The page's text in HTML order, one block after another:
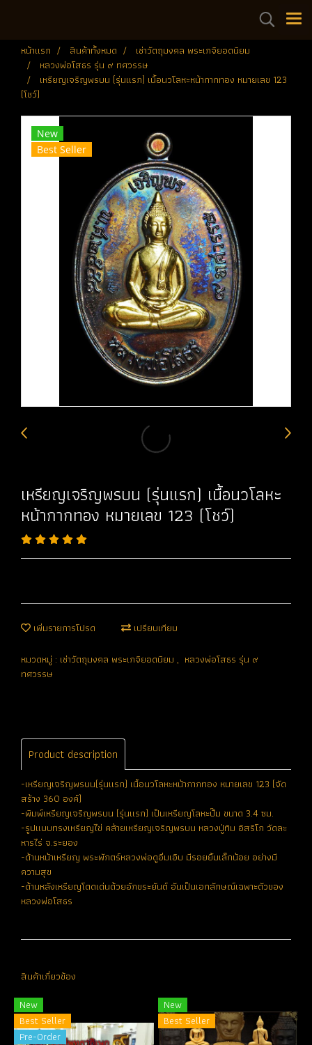
หน้าแรก สินค้าทั้งหมด
เช่าวัตถุมงคล พระเกจิยอดนิยม
หลวงพ่อโสธร รุ่น ๙ ทศวรรษ
เหรียญเจริญพรบน (รุ่นแรก) เนื้อนวโลหะหน้ากากทอง หมายเลข 123
(โชว์)
New
Best Seller
เหรียญเจริญพรบน (รุ่นแรก) เนื้อนวโลหะ
หน้ากากทอง หมายเลข 123 (โชว์)
เพิ่มรายการโปรด เปรียบเทียบ
หมวดหมู่ : เช่าวัตถุมงคล พระเกจิยอดนิยม , หลวงพ่อโสธร รุ่น ๙
ทศวรรษ
Product description
-เหรียญเจริญพรบน(รุ่นแรก) เนื้อนวโลหะหน้ากากทอง หมายเลข 123 (จัด
สร้าง 360 องค์)
-พิมพ์เหรียญเจริญพรบน (รุ่นแรก) เป็นเหรียญโลหะปั๊ม ขนาด 3.4 ซม.
-รูปแบบทรงเหรียญไข่ คล้ายเหรียญเจริญพรบน หลวงปู่ทิม อิสริโก วัดละ
หารไร่ จ.ระยอง
-ด้านหน้าเหรียญ พระพักตร์หลวงพ่อดูอิ่มเอิบ มีรอยยิ้มเล็กน้อย อย่างมี
ความสุข
-ด้านหลังเหรียญโดดเด่นด้วยอักขระยันต์ อันเป็นเอกลักษณ์เฉพาะตัวของ
หลวงพ่อโสธร
สินค้าเกี่ยวข้อง
New
Best Seller
Pre-Order
New
Best Seller